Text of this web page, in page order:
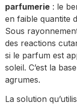
parfumerie : le
en faible quantite
Sous
des reactions
si le parfum est
soleil. C’est la
agrumes.
La solution